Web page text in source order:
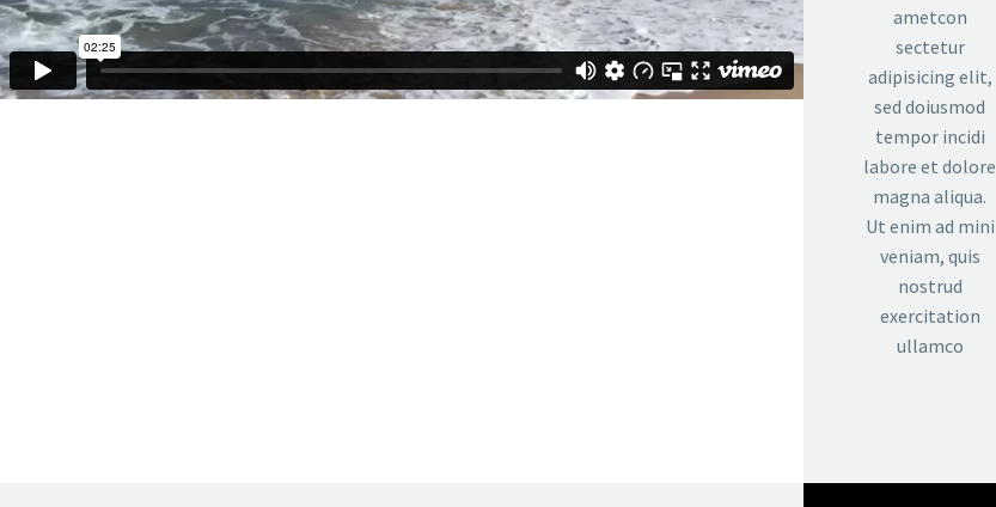
ametcon
sectetur
adipisicing elit,
sed doiusmod
tempor incidi
labore et dolore
magna aliqua.
Ut enim ad mini
veniam, quis
nostrud
exercitation
ullamco